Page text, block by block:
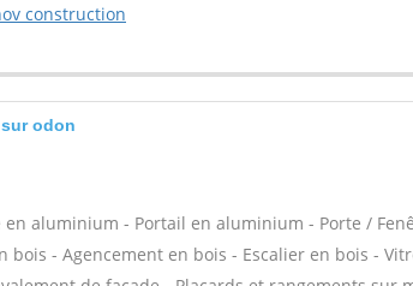
construction
odon
en aluminium - Portail en aluminium - Porte /
bois - Agencement en bois - Escalier en bois -